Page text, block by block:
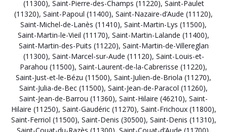
(11300), Saint-Pierre-des-Champs (11220), Saint-Paulet
(11320), Saint-Papoul (11400), Saint-Nazaire-d’Aude (11120),
Saint-Michel-de-Lanès (11410), Saint-Martin-Lys (11500),
Saint-Martin-le-Vieil (11170), Saint-Martin-Lalande (11400),
Saint-Martin-des-Puits (11220), Saint-Martin-de-Villereglan
(11300), Saint-Marcel-sur-Aude (11120), Saint-Louis-et-
Parahou (11500), Saint-Laurent-de-la-Cabrerisse (11220),
Saint-Just-et-le-Bézu (11500), Saint-Julien-de-Briola (11270),
Saint-Julia-de-Bec (11500), Saint-Jean-de-Paracol (11260),
Saint-Jean-de-Barrou (11360), Saint-Hilaire (46210), Saint-
Hilaire (11250), Saint-Gaudéric (11270), Saint-Frichoux (11800),
Saint-Ferriol (11500), Saint-Denis (30500), Saint-Denis (11310),